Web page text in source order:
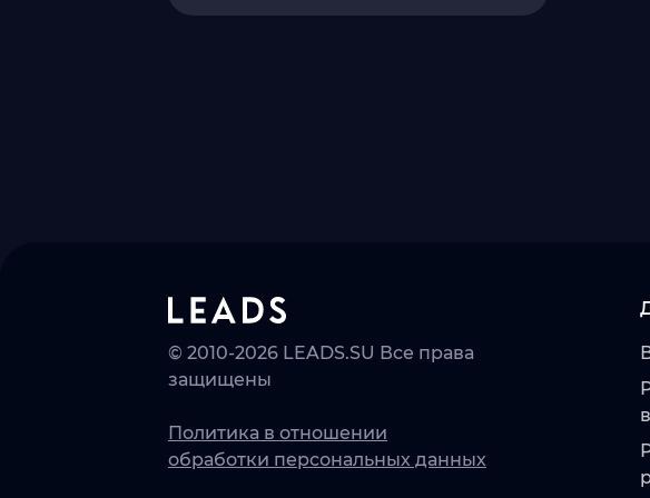
© 2010-2026 LEADS.SU Все права
защищены
Политика в отношении
обработки персональных данных